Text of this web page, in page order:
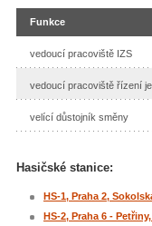
vedoucí pracoviště IZS
vedoucí pracoviště řízení
velící důstojník směny
Hasičské stanice:
HS-1, Praha 2,
HS-2, Praha 6 -